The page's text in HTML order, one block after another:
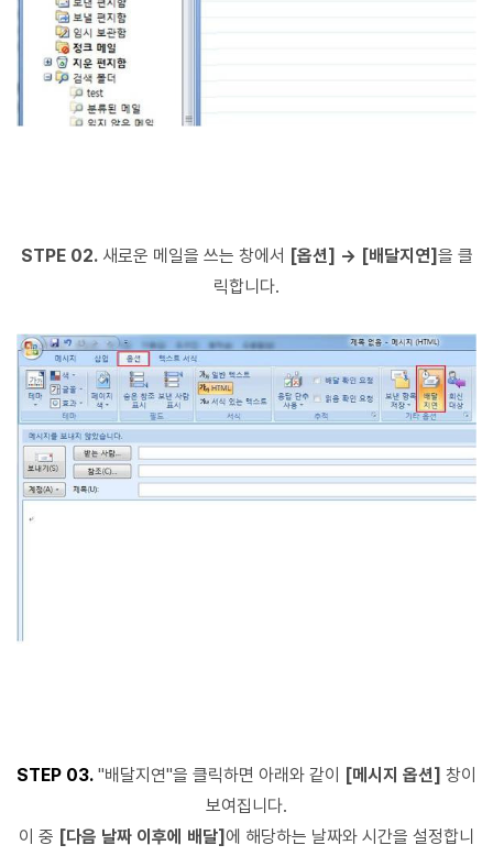
STPE 02.새로운 메일을 쓰는 창에서 [옵션] → [배달지연]을 클
릭합니다.
STEP 03. "배달지연"을 클릭하면 아래와 같이 [메시지 옵션] 창이
보여집니다.
이 중 [다음 날짜 이후에 배달]에 해당하는 날짜와 시간을 설정합니